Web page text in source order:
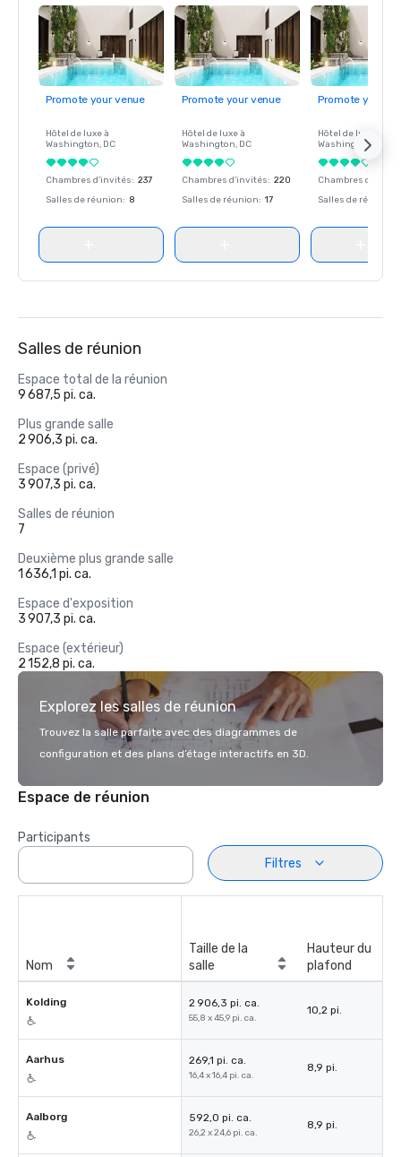
Promote your venue
Hôtel de luxe à
Washington, DC
Chambres d'invités: 237
Salles de réunion: 8
Promote your venue
Hôtel de luxe à
Washington, DC
Chambres d'invités: 220
Salles de réunion: 17
Promote your
Hôtel de luxe à
Washington
Chambres
Salles de réunion
Salles de réunion
Espace total de la réunion
9 687,5 pi. ca.
Plus grande salle
2 906,3 pi. ca.
Espace (privé)
3 907,3 pi. ca.
Salles de réunion
7
Deuxième plus grande salle
1 636,1 pi. ca.
Espace d'exposition
3 907,3 pi. ca.
Espace (extérieur)
2 152,8 pi. ca.
Explorez les salles de réunion
Trouvez la salle parfaite avec des diagrammes de
configuration et des plans d’étage interactifs en 3D.
Espace de réunion
Participants
Filtres
Nom
Taille de la
salle
Hauteur du
plafond
Kolding 2 906,3 pi. ca.
55,8 x 45,9 pi. ca.
10,2 pi.
Aarhus 269,1 pi. ca.
16,4 x 16,4 pi. ca.
8,9 pi.
Aalborg 592,0 pi. ca.
26,2 x 24,6 pi. ca.
8,9 pi.